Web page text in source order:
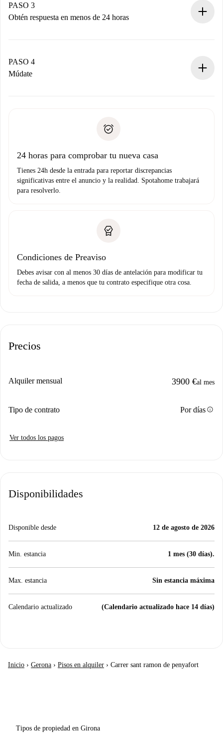
propietario acepte.
PASO 3
Obtén respuesta en menos de 24 horas
contacto con el propietario.
Si es rechazada: No te haremos ningún cargo y te
Prueba de solvencia
PASO 4
Múdate
no nos comunicas ningún problema.
24 horas para comprobar tu nueva casa
Tienes 24h desde la entrada para reportar discrepancias
significativas entre el anuncio y la realidad. Spotahome trabajará
para resolverlo.
Condiciones de Preaviso
Debes avisar con al menos 30 días de antelación para modificar tu
fecha de salida, a menos que tu contrato especifique otra cosa.
Precios
Alquiler mensual 3900 €al mes
Tipo de contrato Por díasinfo
Ver todos los pagos
Disponibilidades
Disponible desde 12 de agosto de 2026
Min. estancia 1 mes (30 días).
Max. estancia Sin estancia máxima
Calendario actualizado (Calendario actualizado hace 14 días)
Inicio › Gerona › Pisos en alquiler › Carrer sant ramon de penyafort
Tipos de propiedad en Girona